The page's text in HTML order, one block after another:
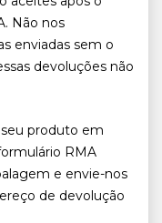
Não nos
enviadas sem o
devoluções não
produto em
RMA
e envie-nos
de devolução